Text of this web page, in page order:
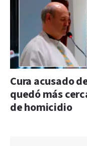
Cura acusado
quedó más
de homicidio